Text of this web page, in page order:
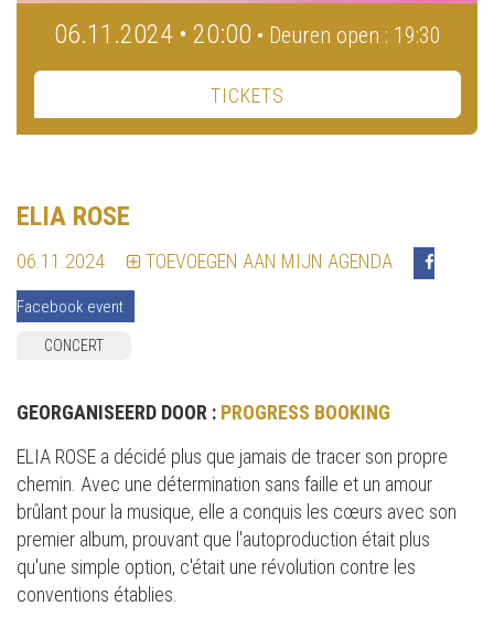
06.11.2024 • 20:00 • Deuren open : 19:30
TICKETS
ELIA ROSE
06.11.2024 TOEVOEGEN AAN MIJN AGENDA
Facebook event
CONCERT
GEORGANISEERD DOOR : PROGRESS BOOKING
ELIA ROSE a décidé plus que jamais de tracer son propre
chemin. Avec une détermination sans faille et un amour
brûlant pour la musique, elle a conquis les cœurs avec son
premier album, prouvant que l'autoproduction était plus
qu'une simple option, c'était une révolution contre les
conventions établies.